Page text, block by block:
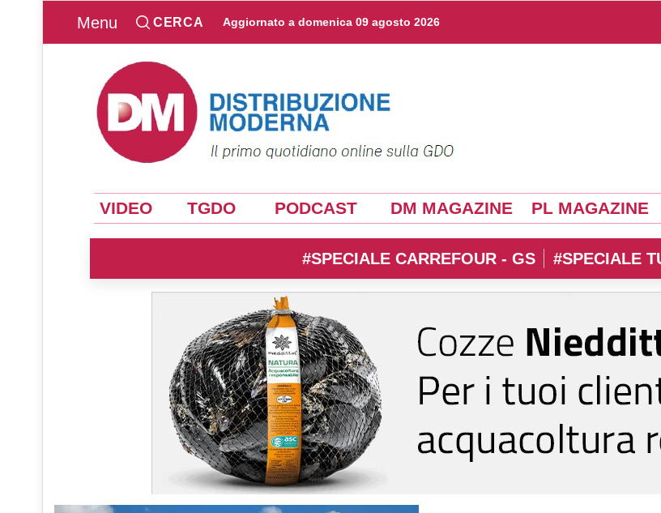
Menu CERCA Aggiornato a domenica 09 agosto 2026
VIDEO TGDO PODCAST DM MAGAZINE PL MAGAZINE
#SPECIALE CARREFOUR - GS #SPECIALE